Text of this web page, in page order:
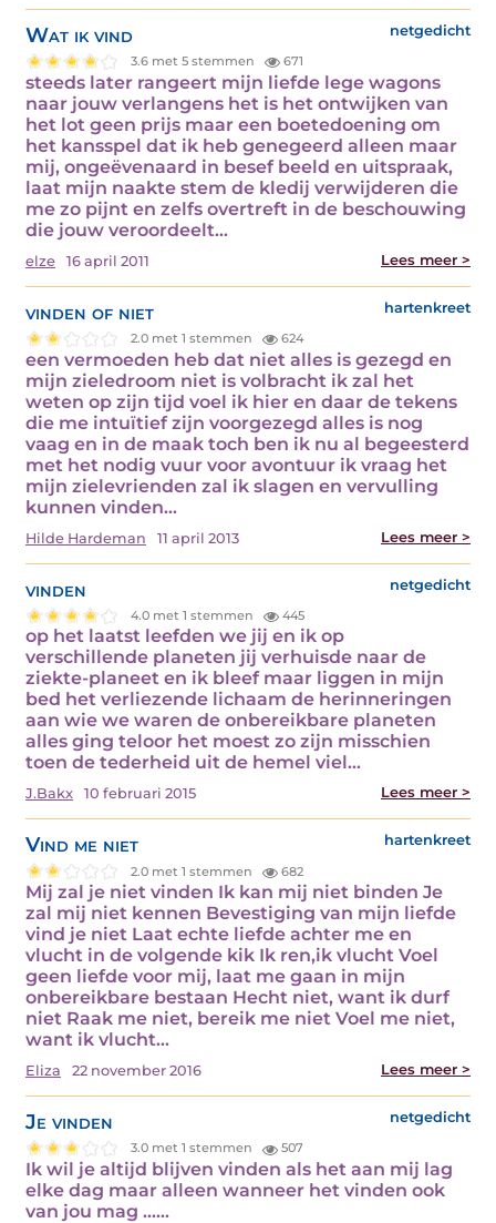
Wat ik vind netgedicht
3.6 met 5 stemmen 671
steeds later rangeert mijn liefde lege wagons
naar jouw verlangens het is het ontwijken van
het lot geen prijs maar een boetedoening om
het kansspel dat ik heb genegeerd alleen maar
mij, ongeëvenaard in besef beeld en uitspraak,
laat mijn naakte stem de kledij verwijderen die
me zo pijnt en zelfs overtreft in de beschouwing
die jouw veroordeelt…
elze 16 april 2011 Lees meer >
vinden of niet hartenkreet
2.0 met 1 stemmen 624
een vermoeden heb dat niet alles is gezegd en
mijn zieledroom niet is volbracht ik zal het
weten op zijn tijd voel ik hier en daar de tekens
die me intuïtief zijn voorgezegd alles is nog
vaag en in de maak toch ben ik nu al begeesterd
met het nodig vuur voor avontuur ik vraag het
mijn zielevrienden zal ik slagen en vervulling
kunnen vinden…
Hilde Hardeman 11 april 2013 Lees meer >
vinden netgedicht
4.0 met 1 stemmen 445
op het laatst leefden we jij en ik op
verschillende planeten jij verhuisde naar de
ziekte-planeet en ik bleef maar liggen in mijn
bed het verliezende lichaam de herinneringen
aan wie we waren de onbereikbare planeten
alles ging teloor het moest zo zijn misschien
toen de tederheid uit de hemel viel…
J.Bakx 10 februari 2015 Lees meer >
Vind me niet hartenkreet
2.0 met 1 stemmen 682
Mij zal je niet vinden Ik kan mij niet binden Je
zal mij niet kennen Bevestiging van mijn liefde
vind je niet Laat echte liefde achter me en
vlucht in de volgende kik Ik ren,ik vlucht Voel
geen liefde voor mij, laat me gaan in mijn
onbereikbare bestaan Hecht niet, want ik durf
niet Raak me niet, bereik me niet Voel me niet,
want ik vlucht…
Eliza 22 november 2016 Lees meer >
Je vinden netgedicht
3.0 met 1 stemmen 507
Ik wil je altijd blijven vinden als het aan mij lag
elke dag maar alleen wanneer het vinden ook
van jou mag ...…